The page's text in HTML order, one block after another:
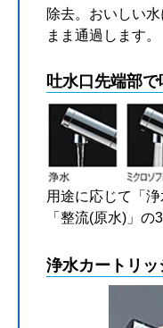
除去。おいしい
まま通過します。
吐水口先端部で
用途に応じて「浄
「整流(原水)」の
浄水カートリ